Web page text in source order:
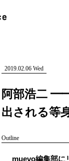
#ロック #
化メディア
2019.02.06 Wed
阿部浩二
出される等
Outline
muevo編集部に